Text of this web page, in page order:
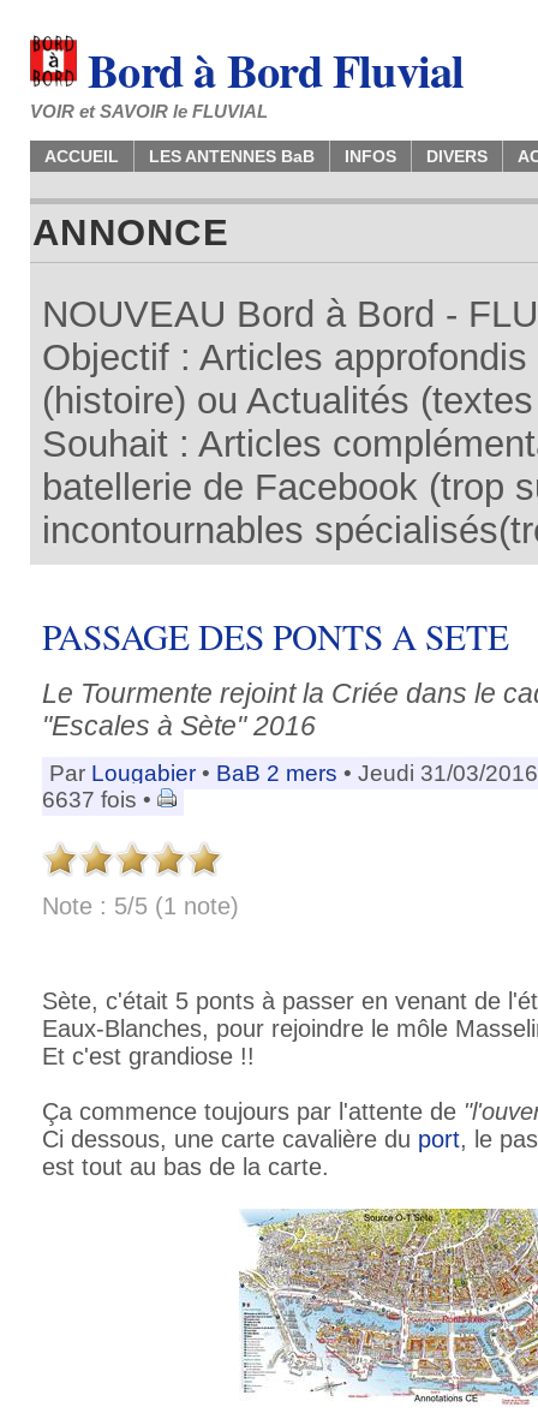
Bord à Bord Fluvial
VOIR et SAVOIR le FLUVIAL
ACCUEIL LES ANTENNES BaB INFOS DIVERS
ANNONCE
NOUVEAU Bord à Bord -
Objectif : Articles
(histoire) ou Actualités
Souhait : Articles
batellerie de Facebook (trop
incontournables
PASSAGE DES PONTS A SETE
Le Tourmente rejoint la Criée dans le
"Escales à Sète" 2016
Par Lougabier • BaB 2 mers • Jeudi 31/03/
6637 fois •
Note : 5/5 (1 note)
Sète, c'était 5 ponts à passer en venant de
Eaux-Blanches, pour rejoindre le môle
Et c'est grandiose !!
Ça commence toujours par l'attente de
Ci dessous, une carte cavalière du port, le
est tout au bas de la carte.